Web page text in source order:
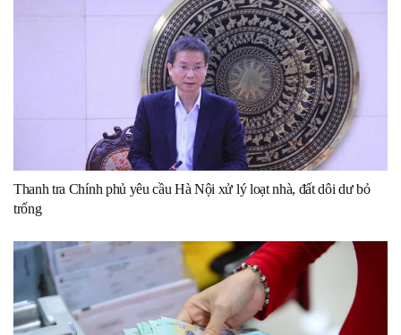
Thanh tra Chính phủ yêu cầu Hà Nội xử lý loạt nhà, đất dôi dư bỏ
trống